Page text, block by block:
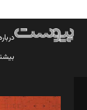
مدیر مسئول: